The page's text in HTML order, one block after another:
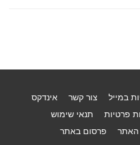
במייל צור קשר
אינדקס
פרטיות
תנאי שימוש
האתר
פרסום באתר